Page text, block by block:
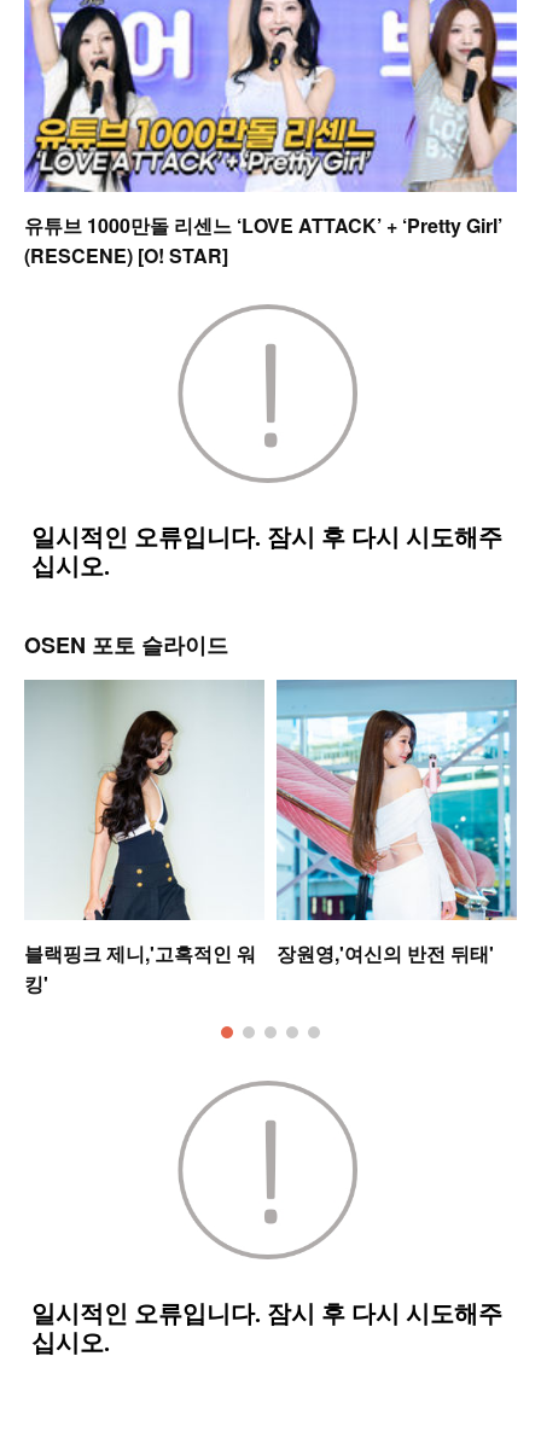
유튜브 1000만돌 리센느 ‘LOVE ATTACK’ + ‘Pretty Girl’
(RESCENE) [O! STAR]
OSEN 포토 슬라이드
블랙핑크 제니,'고혹적인 워
킹'
장원영,'여신의 반전 뒤태'